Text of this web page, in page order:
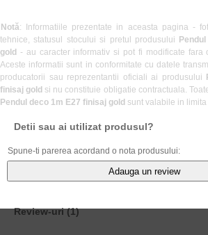
Notă: Informatiile prezentate in aceasta pagina -
tehnice, statusul stocului si pretul produsului
gold - au caracter informativ si pot fi modificate fara
Aceste informatii sunt in conformitate cu datele
producatorii sau reprezentantii oficiali ai produsului
finisaj gold si nu constituie obligatie contractuala.
Pendul deco 1m E27 finisaj gold sunt valabile in
Detii sau ai utilizat produsul?
Spune-ti parerea acordand o nota produsului:
Adauga un review
Review-uri(1)